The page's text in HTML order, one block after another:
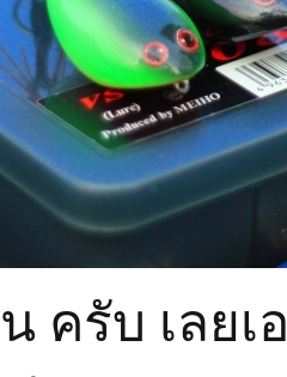
ครับ เลยเ